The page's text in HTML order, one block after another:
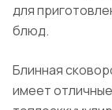
для
блюд.
Блинная
имеет